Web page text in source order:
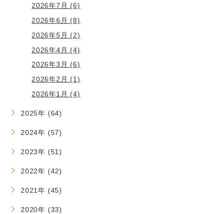
2026年7月 (6)
2026年6月 (8)
2026年5月 (2)
2026年4月 (4)
2026年3月 (6)
2026年2月 (1)
2026年1月 (4)
2025年 (64)
2024年 (57)
2023年 (51)
2022年 (42)
2021年 (45)
2020年 (33)